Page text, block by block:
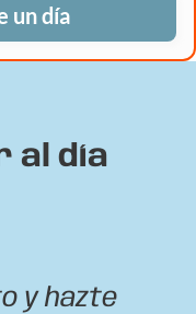
un día
al día
y hazte